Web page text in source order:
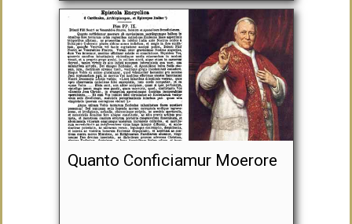
Quanto Conficiamur Moerore